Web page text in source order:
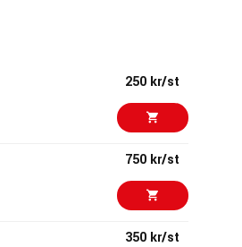
250 kr/st
750 kr/st
350 kr/st